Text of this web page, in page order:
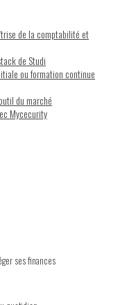
de la comptabilité et
de Studi
ou formation continue
du marché
Mycecurity
ses finances